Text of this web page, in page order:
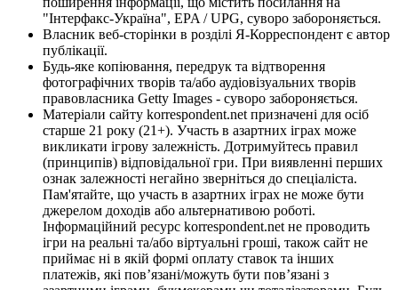
"Інтерфакс-Україна", EPA / UPG, суворо забороняється.
Власник веб-сторінки в розділі Я-Корреспондент є автор
публікації.
Будь-яке копіювання, передрук та відтворення
фотографічних творів та/або аудіовізуальних творів
правовласника Getty Images - суворо забороняється.
Матеріали сайту korrespondent.net призначені для осіб
старше 21 року (21+). Участь в азартних іграх може
викликати ігрову залежність. Дотримуйтесь правил
(принципів) відповідальної гри. При виявленні перших
ознак залежності негайно зверніться до спеціаліста.
Пам'ятайте, що участь в азартних іграх не може бути
джерелом доходів або альтернативою роботі.
Інформаційний ресурс korrespondent.net не проводить
ігри на реальні та/або віртуальні гроші, також сайт не
приймає ні в якій формі оплату ставок та інших
платежів, які пов’язані/можуть бути пов’язані з